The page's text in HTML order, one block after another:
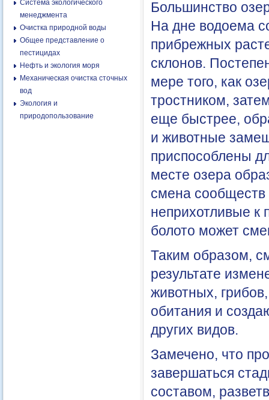
Система экологического
менеджмента
Очистка природной воды
Общее представление о
пестицидах
Нефть и экология моря
Механическая очистка сточных
вод
Экология и
природопользование
Большинство
На дне водоема
прибрежных
склонов.
мере того, как
тростником,
еще быстрее,
и животные
приспособлены
месте озера
смена сообществ
неприхотливые к
болото может
Таким образом,
результате
животных,
обитания и
других видов.
Замечено, что
завершаться
составом,